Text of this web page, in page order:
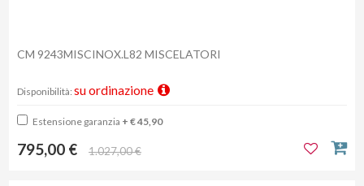
CM 9243MISCINOX.L82 MISCELATORI
Disponibilità: su ordinazione
Estensione garanzia + € 45,90
795,00 € 1.027,00 €